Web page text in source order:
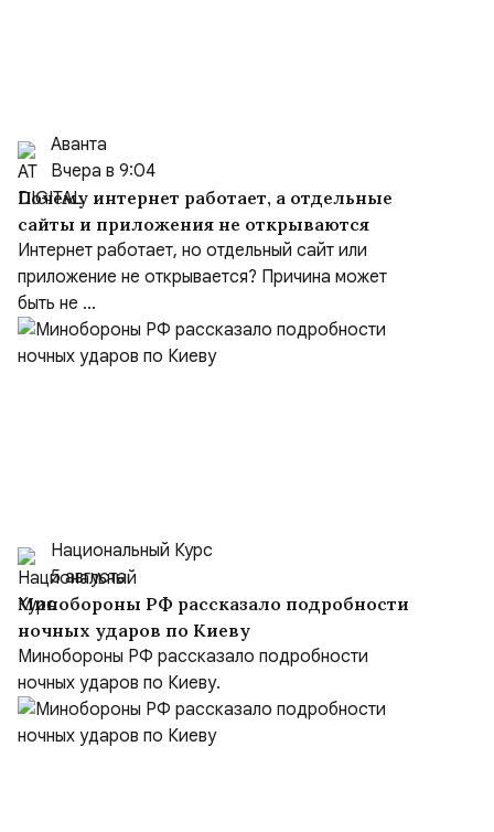
Аванта
Вчера в 9:04
Почему интернет работает, а отдельные
сайты и приложения не открываются
Интернет работает, но отдельный сайт или
приложение не открывается? Причина может
быть не ...
Национальный Курс
5 августа
Минобороны РФ рассказало подробности
ночных ударов по Киеву
Минобороны РФ рассказало подробности
ночных ударов по Киеву.